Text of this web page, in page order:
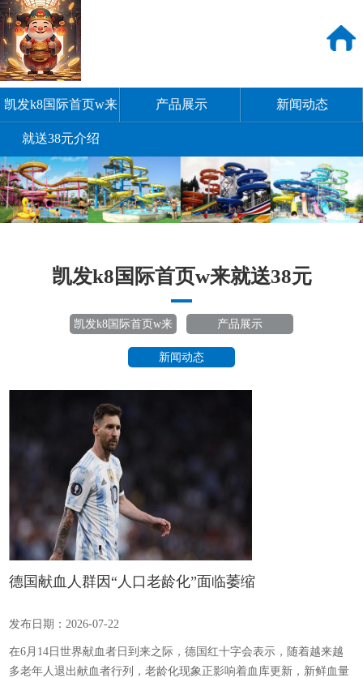
凯发k8国际首页w来
就送38元介绍
产品展示 新闻动态
凯发k8国际首页w来就送38元
凯发k8国际首页w来
产品展示
新闻动态
德国献血人群因“人口老龄化”面临萎缩
发布日期：2026-07-22
在6月14日世界献血者日到来之际，德国红十字会表示，随着越来越
多老年人退出献血者行列，老龄化现象正影响着血库更新，新鲜血量